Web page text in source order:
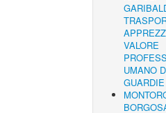
VALORE
UMANO